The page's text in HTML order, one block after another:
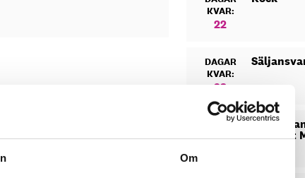
Om
KVAR:
22
DAGAR
KVAR:
23
DAGAR
KVAR:
Banquet